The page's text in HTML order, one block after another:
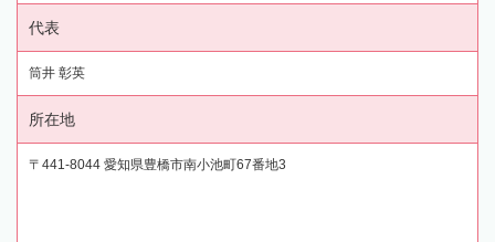
代表
筒井 彰英
所在地
〒441-8044 愛知県豊橋市南小池町67番地3